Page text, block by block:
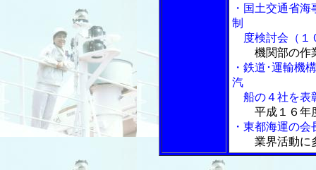
・国土交通省
制
度検討会（１
機関部の作
・鉄道･運輸機
汽
船の４社を表
平成１６年
・東都海運の
業界活動に